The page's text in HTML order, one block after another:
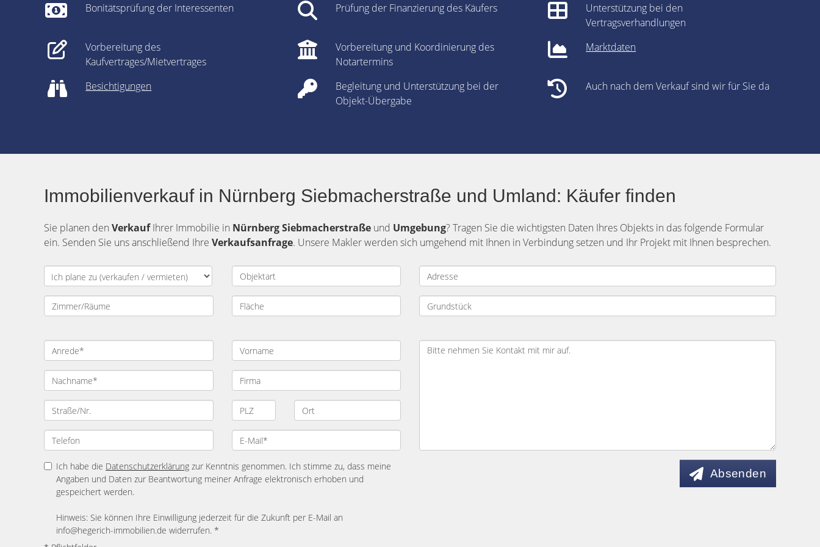
Bonitätsprüfung der Interessenten Prüfung der Finanzierung des Käufers
Unterstützung bei den
Vertragsverhandlungen
Vorbereitung des
Kaufvertrages/Mietvertrages
Vorbereitung und Koordinierung des
Notartermins
Marktdaten
Besichtigungen
Begleitung und Unterstützung bei der
Objekt-Übergabe
Auch nach dem Verkauf sind wir für Sie da
Immobilienverkauf in Nürnberg Siebmacherstraße und Umland: Käufer finden
Sie planen den VerkaufIhrer Immobilie in NürnbergSiebmacherstraße und Umgebung? Tragen Sie die wichtigsten Daten Ihres Objekts in das folgende Formular
ein. Senden Sie uns anschließend Ihre Verkaufsanfrage. Unsere Makler werden sich umgehend mit Ihnen in Verbindung setzen und Ihr Projekt mit Ihnen besprechen.
Ich habe die Datenschutzerklärung zur Kenntnis genommen. Ich stimme zu, dass meine
Angaben und Daten zur Beantwortung meiner Anfrage elektronisch erhoben und
gespeichert werden.
Hinweis: Sie können Ihre Einwilligung jederzeit für die Zukunft per E-Mail an
info@hegerich-immobilien.de widerrufen. *
Absenden